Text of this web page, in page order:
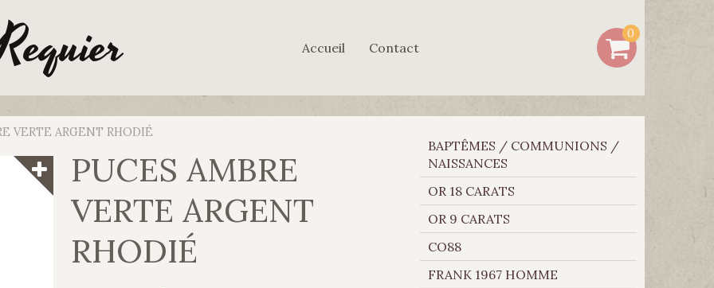
Accueil Contact
0
VERTE ARGENT RHODIÉ
PUCES AMBRE
VERTE ARGENT
RHODIÉ
BAPTÊMES / COMMUNIONS /
NAISSANCES
OR 18 CARATS
OR 9 CARATS
CO88
FRANK 1967 HOMME